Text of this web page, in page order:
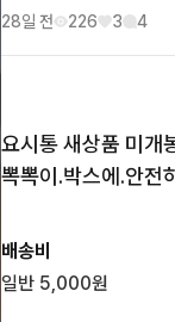
28일 전 226 3 4
요시통 새상품 미개
뽁뽁이.박스에.안전
배송비
일반 5,000원